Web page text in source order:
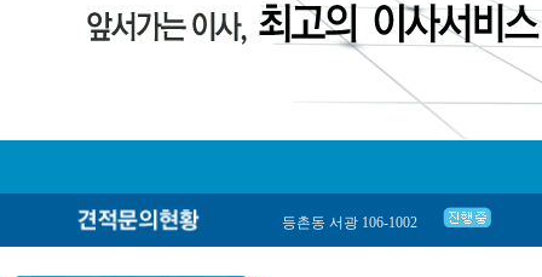
서울강서구 화곡동 우장산아이파크아파